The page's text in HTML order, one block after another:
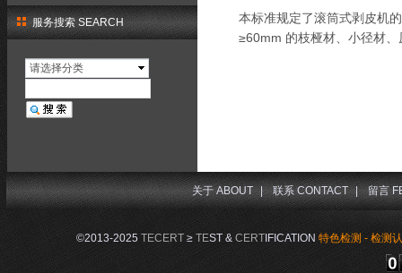
服务搜索 SEARCH
请选择分类
本标准规定了滚筒式剥皮机
≥60mm 的枝桠材、小径材
©2013-2025 TECERT≥ TEST & CERTIFICATION 特色检测 - 检测
关于 ABOUT | 联系 CONTACT | 留言